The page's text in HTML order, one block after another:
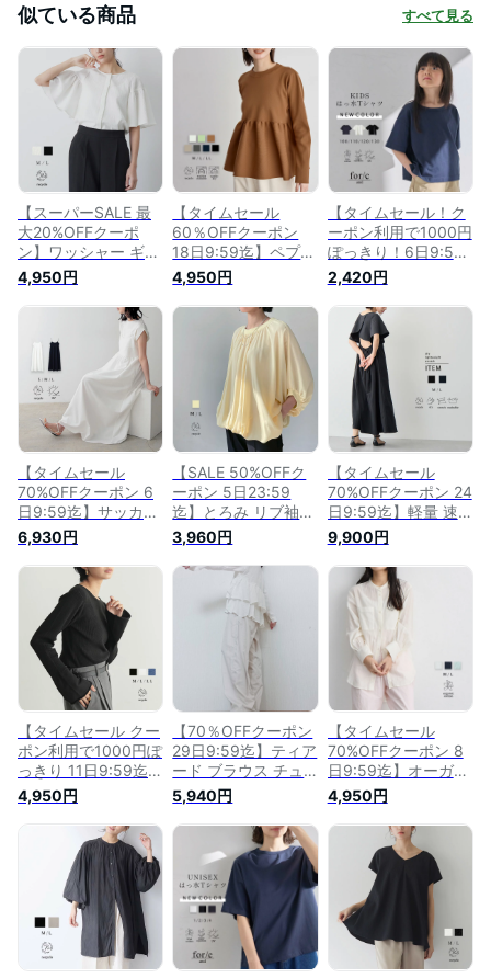
似ている商品 すべて見る
【スーパーSALE 最
大20%OFFクーポ
ン】ワッシャー ギャ
ザー袖 ブラウス レ
ディース トップス
羽織 フレア袖 半袖
ギャザー クルーネッ
ク 体型カバー きれ
いめ リサイクルポリ
エステル エコ 23S/S
春 夏 M/Lサイズ 洗
濯可 for/c フォーシ
ー 楽天room
4,950円
【タイムセール
60％OFFクーポン
18日9:59迄】ペプラ
ム ニット プルオー
バー レディース ト
ップス 羽織 クルー
ネック 長袖 ギャザ
ー きれいめ カジュ
アル リサイクルポリ
エステル サスティナ
ブル エコ 25S/S 春
秋 冬 M L LL サイズ
洗濯可 for/c フォー
シー 楽天room
4,950円
【タイムセール！ク
ーポン利用で1000円
ぽっきり！6日9:59
迄】[for/c and]キッ
ズ 撥水 ボックス Tシ
ャツ 子供 トップス
カットソー 半袖 五
分袖 クルーネック
リサイクルポリエス
テル エコ 春 夏 4サ
イズ展開 洗濯可
for/c フォーシー 楽
天room【メール便
可】
2,420円
【タイムセール
70%OFFクーポン 6
日9:59迄】サッカー
キャミワンピース レ
ディース ワンピース
トップス キャミソー
ル フレア 華奢 レイ
ヤード 重ね着 着回
し リサイクルポリエ
ステル エコ 春 夏 S
M Lサイズ 洗濯可
for/c フォーシー 楽
天room
6,930円
【SALE 50%OFFク
ーポン 5日23:59
迄】とろみ リブ袖
ブラウス レディース
トップス シアー ギ
ャザー クルーネック
リサイクルポリエス
テルM/Lサイズ 洗濯
可 for/c フォーシー
楽天ルーム 【メール
3,960円
【タイムセール
70%OFFクーポン 24
日9:59迄】軽量 速乾
ドライ バックコンシ
ャス ワンピース 雨
の日 梅雨 アウトド
ア レディーストップ
ス マキシ ロング バ
ックオープン フレア
袖 リサイクルポリエ
ステル エコ 春 夏 M
Lサイズ 洗濯可 for/c
フォーシー 楽天
room
9,900円
【タイムセール クー
ポン利用で1000円ぽ
っきり 11日9:59迄】
リブ ニット プルオ
ーバー レディース
トップス ベルスリー
ブ セーター クルー
ネック 長袖 ストレ
ッチ きれいめ リサ
イクルポリエステル
エコ 春 秋 冬 M Lサ
イズ 洗濯可 for/c フ
ォーシー 楽天room
4,950円
【70％OFFクーポン
29日9:59迄】ティア
ード ブラウス チュ
ニック 長袖 レディ
ース トップス ロン
グブラウス クルーネ
ック きれいめ カジ
ュアル リサイクルポ
リエステル シンプル
エコ 24AW 秋 冬 M
Lサイズ 洗濯可 for/c
フォーシー 楽天
room
5,940円
【タイムセール
70%OFFクーポン 8
日9:59迄】オーガニ
ックコットン 楊柳
シアー シャツ レデ
ィース トップス ブ
ラウス スタンドカラ
ー 袖スリット 長袖
ポケット 体型カバー
ゆったり 綿100 エコ
春 夏 秋 M Lサイズ
洗濯可 for/c フォー
シー 楽天room
4,950円